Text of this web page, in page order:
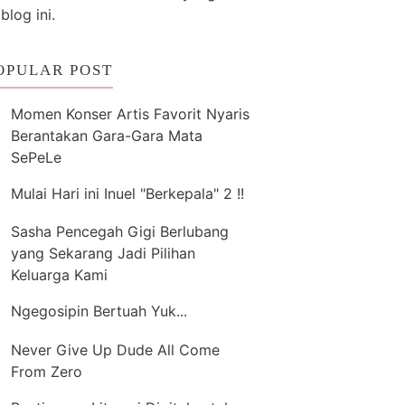
ini.
POST
Momen Konser Artis Favorit Nyaris
Berantakan Gara-Gara Mata
SePeLe
Mulai Hari ini Inuel "Berkepala" 2 !!
Sasha Pencegah Gigi Berlubang
yang Sekarang Jadi Pilihan
Keluarga Kami
Ngegosipin Bertuah Yuk...
Never Give Up Dude All Come
From Zero